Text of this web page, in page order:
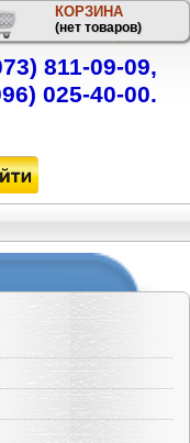
КОРЗИНА
(нет товаров)
Телефон
811-09-09,
025-40-00.